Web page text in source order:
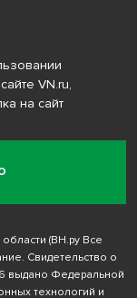
VN.ru,
на сайт
(ВН.ру Все
Свидетельство о
выдано Федеральной
технологий и